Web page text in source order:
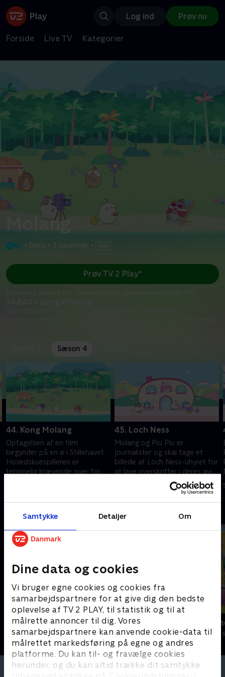
Samtykke Detaljer Om
Dine data og cookies
Vi bruger egne cookies og cookies fra
samarbejdspartnere for at give dig den bedste
oplevelse af TV 2 PLAY, til statistik og til at
målrette annoncer til dig. Vores
samarbejdspartnere kan anvende cookie-data til
målrettet markedsføring på egne og andres
platforme. Du kan til- og fravælge cookies
herunder, og du kan altid trække dit samtykke
Log ind Prøv nu
Forside Live TV Kategorier
Molang
• Børn • 2 sæsoner •
Prøv TV 2 Play*
Sæson 4
44. Kong Molang
Optagelsen af en film
begynder på en ø i Stillehavet.
Hovedskuespilleren er
temmelig krævende over for
45. Loch Ness
Molang og Piu Piu er
journalister og skal tage et
billede af Loch Ness-uhyret for
at lave overskrifter i deres avis.
Men findes Loch Ness-uhyret
Molang
Børneserier • 1 sæsoner
Little
Børneserier • 2